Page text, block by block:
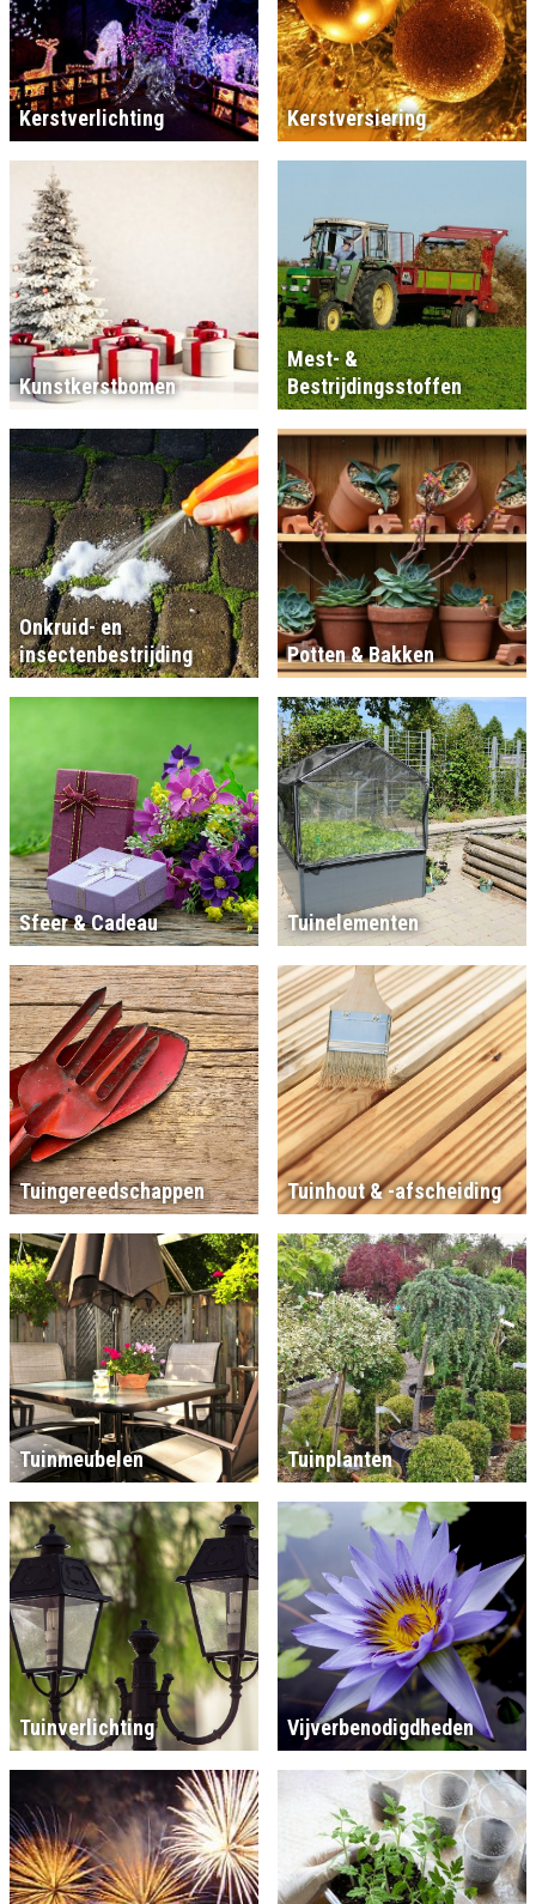
Kerstverlichting Kerstversiering
Kunstkerstbomen
Mest- &
Bestrijdingsstoffen
Onkruid- en
insectenbestrijding
Potten & Bakken
Sfeer & Cadeau Tuinelementen
Tuingereedschappen Tuinhout & -afscheiding
Tuinmeubelen Tuinplanten
Tuinverlichting Vijverbenodigdheden